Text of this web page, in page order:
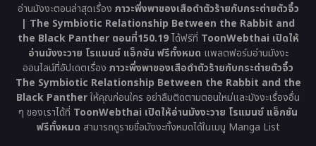
อ่านมังงะตอนล่าสุดเรื่อง ภาวะพึ่งพาของเสือดำตัวร้ายกับกระต่ายตัวจิ๋ว
| The Symbiotic Relationship Between the Rabbit and
the Black Panther ตอนที่150.19ได้ฟรีที่ ToonWebthai เปิดให้
อ่านมังงะวาย โรแมนซ์ แอ็กชัน ฟรีทั้งหมด แพลตฟอร์มอ่านมังงะ
ออนไลน์ที่อัปเดตเรื่อง ภาวะพึ่งพาของเสือดำตัวร้ายกับกระต่ายตัวจิ๋ว
The Symbiotic Relationship Between the Rabbit and the
Black Pantherให้คุณก่อนใคร อย่าลืมติดตามตอนใหม่และมังงะเรื่องอื่น
ๆ ของเราได้ที่ ToonWebthai เปิดให้อ่านมังงะวาย โรแมนซ์ แอ็กชัน
ฟรีทั้งหมด สามารถดูรายชื่อมังงะทั้งหมดได้ในเมนู Manga List